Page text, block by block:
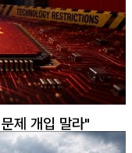
제 개입 말라"